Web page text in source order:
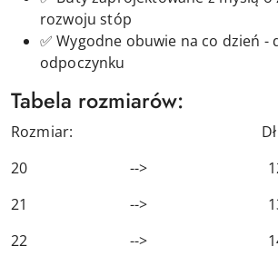
rozwoju stóp
✅ Wygodne obuwie na co dzień -
odpoczynku
Tabela rozmiarów:
Rozmiar: Długość
20 --> 12,8
21 --> 13,5
22 --> 14,1